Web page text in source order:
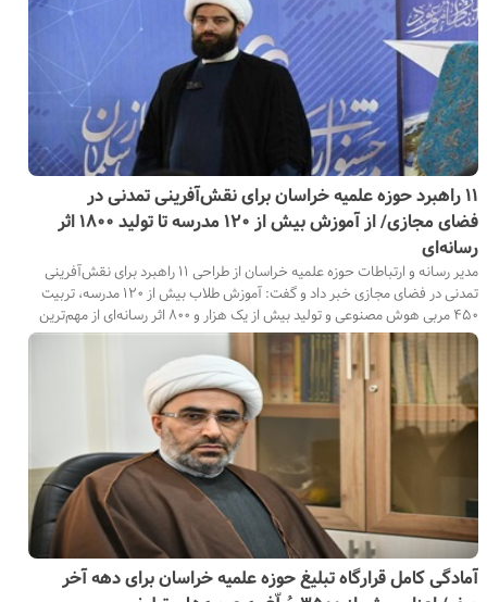
۱۱ راهبرد حوزه علمیه خراسان برای نقش‌آفرینی تمدنی در
فضای مجازی/ از آموزش بیش از ۱۲۰ مدرسه تا تولید ۱۸۰۰ اثر
رسانه‌ای
مدیر رسانه و ارتباطات حوزه علمیه خراسان از طراحی ۱۱ راهبرد برای نقش‌آفرینی
تمدنی در فضای مجازی خبر داد و گفت: آموزش طلاب بیش از ۱۲۰ مدرسه، تربیت
۴۵۰ مربی هوش مصنوعی و تولید بیش از یک هزار و ۸۰۰ اثر رسانه‌ای از مهم‌ترین
اقدامات این حوزه در این عرصه بوده است.
آمادگی کامل قرارگاه تبلیغ حوزه علمیه خراسان برای دهه آخر